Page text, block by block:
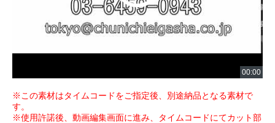
※この素材はタイムコードをご指定後、別途納品となる素材で
す。
※使用許諾後、動画編集画面に進み、タイムコードにてカット部